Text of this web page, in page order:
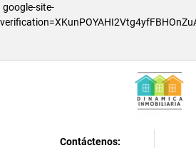
google-site-
Contáctenos: